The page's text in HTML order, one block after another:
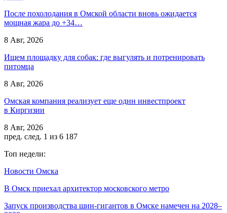
После похолодания в Омской области вновь ожидается
мощная жара до +34…
8 Авг, 2026
Ищем площадку для собак: где выгулять и потренировать
питомца
8 Авг, 2026
Омская компания реализует еще один инвестпроект
в Киргизии
8 Авг, 2026
пред. след. 1 из 6 187
Топ недели:
Новости Омска
В Омск приехал архитектор московского метро
Запуск производства шин-гигантов в Омске намечен на 2028–